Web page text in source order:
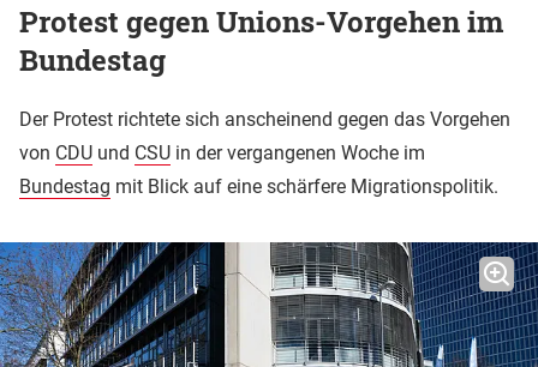
Protest gegen Unions-Vorgehen im
Bundestag
Der Protest richtete sich anscheinend gegen das Vorgehen
von CDU und CSU in der vergangenen Woche im
Bundestag mit Blick auf eine schärfere Migrationspolitik.